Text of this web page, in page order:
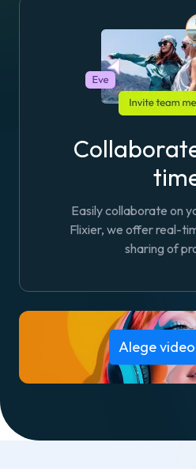
Easily collaborate on
Flixier, we offer real-
sharing of
Alege